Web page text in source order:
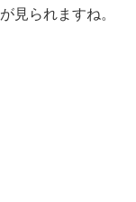
見られますね。